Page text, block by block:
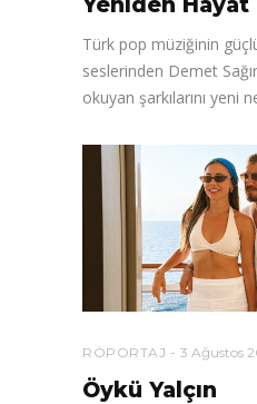
Yeniden Hayat
Türk pop müziğinin
seslerinden Demet
okuyan şarkılarını yeni
RÖPORTAJ 3 Ağustos
Öykü Yalçın